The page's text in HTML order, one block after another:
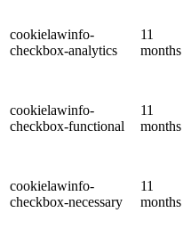
cookielawinfo-
checkbox-analytics
11
months
cookielawinfo-
checkbox-functional
11
months
cookielawinfo-
checkbox-necessary
11
months